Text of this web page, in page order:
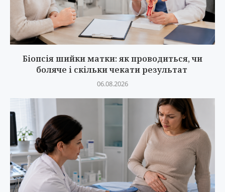
Біопсія шийки матки: як проводиться, чи
боляче і скільки чекати результат
06.08.2026